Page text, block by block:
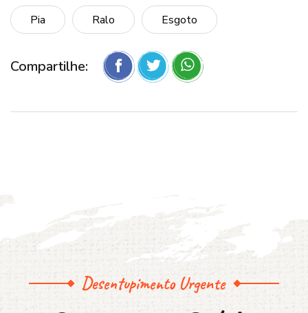
Pia Ralo Esgoto
Compartilhe:
Desentupimento Urgente